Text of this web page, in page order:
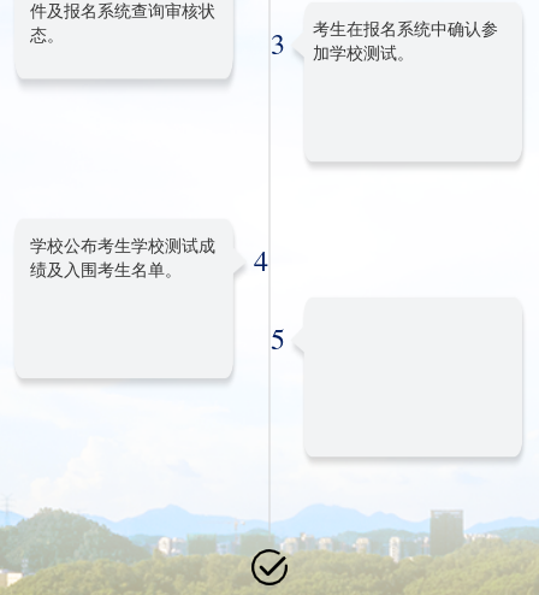
件及报名系统查询审核状
态。
学校公布考生学校测试成
绩及入围考生名单。
4
考生在报名系统中确认参
加学校测试。
3
5